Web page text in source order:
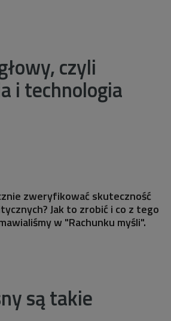
czyli
i technologia
zweryfikować skuteczność
Jak to zrobić i co z tego
w "Rachunku myśli".
są takie